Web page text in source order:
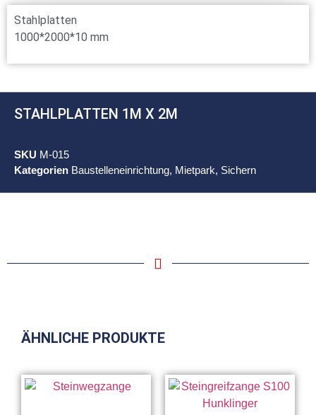
Stahlplatten
1000*2000*10 mm
STAHLPLATTEN 1M X 2M
SKU M-015
Kategorien Baustelleneinrichtung, Mietpark, Sichern
ÄHNLICHE PRODUKTE